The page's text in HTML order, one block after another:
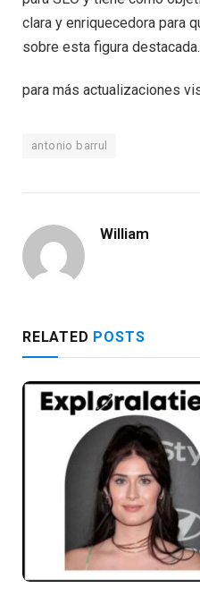
clara y enriquecedora para
sobre esta figura destacada.
para más actualizaciones
antonio barrul
William
RELATED POSTS